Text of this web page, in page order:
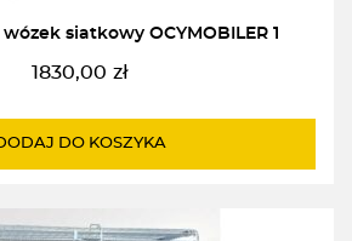
siatkowy OCYMOBILER 1
1830,00 zł
DO KOSZYKA